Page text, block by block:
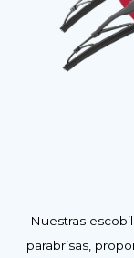
Nuestras
parabrisas,